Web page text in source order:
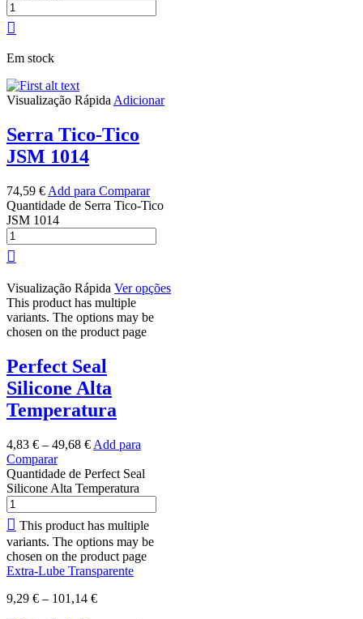
Em stock
Visualização Rápida Adicionar
Serra Tico-Tico
JSM 1014
74,59 € Add para Comparar
Quantidade de Serra Tico-Tico
JSM 1014
Visualização Rápida Ver opções
This product has multiple
variants. The options may be
chosen on the product page
Perfect Seal
Silicone Alta
Temperatura
4,83 € – 49,68 € Add para
Comparar
Quantidade de Perfect Seal
Silicone Alta Temperatura
This product has multiple
variants. The options may be
chosen on the product page
Extra-Lube Transparente
9,29 € – 101,14 €